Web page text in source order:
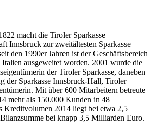
macht die Tiroler Sparkasse
Innsbruck zur zweitältesten Sparkasse
den 1990er Jahren ist der Geschäftsbereich
ausgeweitet worden. 2001 wurde die
der Tiroler Sparkasse, daneben
der Sparkasse Innsbruck-Hall, Tiroler
Mit über 600 Mitarbeitern betreute
mehr als 150.000 Kunden in 48
Kreditvolumen 2014 liegt bei etwa 2,5
bei knapp 3,5 Milliarden Euro.